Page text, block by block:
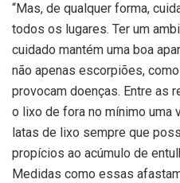
“Mas, de qualquer forma,
todos os lugares. Ter um
cuidado mantém uma boa
não apenas escorpiões,
provocam doenças. Entre as
o lixo de fora no mínimo uma
latas de lixo sempre que
propícios ao acúmulo de
Medidas como essas